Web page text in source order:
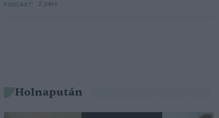
PODCAST 2 perc
Holnapután